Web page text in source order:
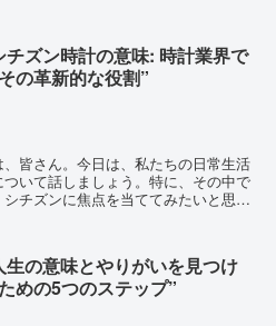
チズン時計の意味: 時計業界で
の革新的な役割”
皆さん。今日は、私たちの日常生活
いて話しましょう。特に、その中で
チズンに焦点を当ててみたいと思い
生の意味とやりがいを見つけ
めの5つのステップ”